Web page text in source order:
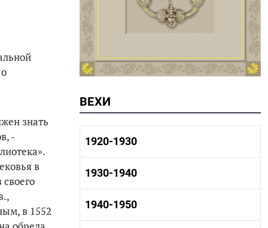
знать
-
в
в 1552
ВЕХИ
1920-1930
1920-1930 история
1920-1930 культура
1930-1940
1930-1940 история
1930-1940 культура
1940-1950